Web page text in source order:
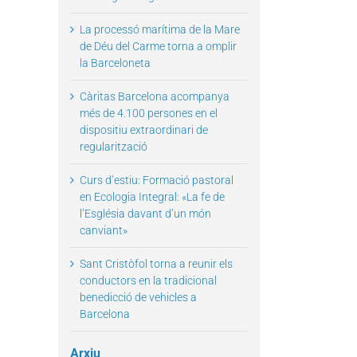
La processó marítima de la Mare
de Déu del Carme torna a omplir
la Barceloneta
Càritas Barcelona acompanya
més de 4.100 persones en el
dispositiu extraordinari de
regularització
Curs d’estiu: Formació pastoral
en Ecologia Integral: «La fe de
l’Església davant d’un món
canviant»
Sant Cristòfol torna a reunir els
conductors en la tradicional
benedicció de vehicles a
Barcelona
Arxiu